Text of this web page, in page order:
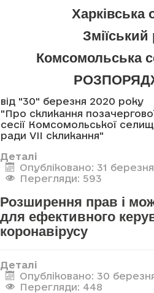
Харківська
Зміїський
Комсомольська
від "30" березня 2020 року
"Про скликання
сесії Комсомольської
ради VII скликання"
Деталі
Опубліковано: 31
Перегляди: 593
Розширення прав і
для ефективного
коронавірусу
Деталі
Опубліковано: 30
Перегляди: 448